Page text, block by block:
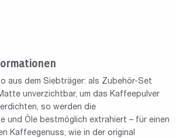
aus dem Siebträger: als Zubehör-Set
unverzichtbar, um das Kaffeepulver
so werden die
und Öle bestmöglich extrahiert – für einen
Kaffeegenuss, wie in der original